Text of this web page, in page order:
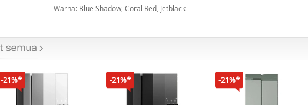
Warna: Blue Shadow, Coral Red, Jetblack
-21%* -21%* -21%*